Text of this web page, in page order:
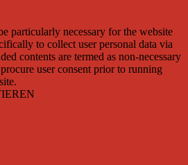
particularly necessary for the website
to collect user personal data via
contents are termed as non-necessary
user consent prior to running